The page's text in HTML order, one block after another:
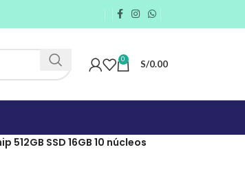
0 S/0.00
512GB SSD 16GB 10 núcleos